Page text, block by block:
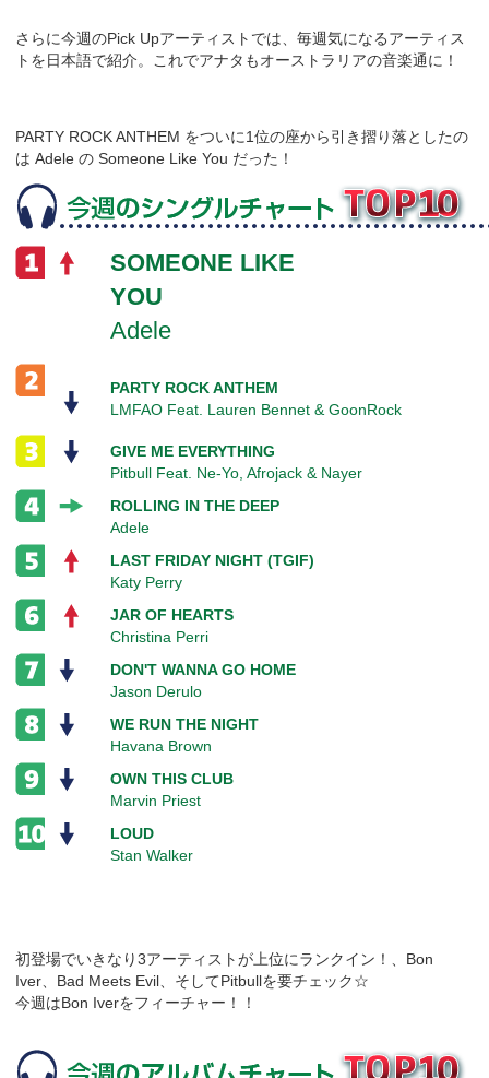
さらに今週のPick Upアーティストでは、毎週気になるアーティス
トを日本語で紹介。これでアナタもオーストラリアの音楽通に！
PARTY ROCK ANTHEM をついに1位の座から引き摺り落としたの
は Adele の Someone Like You だった！
SOMEONE LIKE
YOU
Adele
PARTY ROCK ANTHEM
LMFAO Feat. Lauren Bennet & GoonRock
GIVE ME EVERYTHING
Pitbull Feat. Ne-Yo, Afrojack & Nayer
ROLLING IN THE DEEP
Adele
LAST FRIDAY NIGHT (TGIF)
Katy Perry
JAR OF HEARTS
Christina Perri
DON'T WANNA GO HOME
Jason Derulo
WE RUN THE NIGHT
Havana Brown
OWN THIS CLUB
Marvin Priest
LOUD
Stan Walker
初登場でいきなり3アーティストが上位にランクイン！、Bon
Iver、Bad Meets Evil、そしてPitbullを要チェック☆
今週はBon Iverをフィーチャー！！